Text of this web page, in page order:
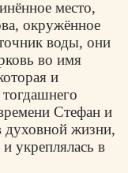
место,
окружённое
воды, они
во имя
и
Стефан и
духовной жизни,
укреплялась в